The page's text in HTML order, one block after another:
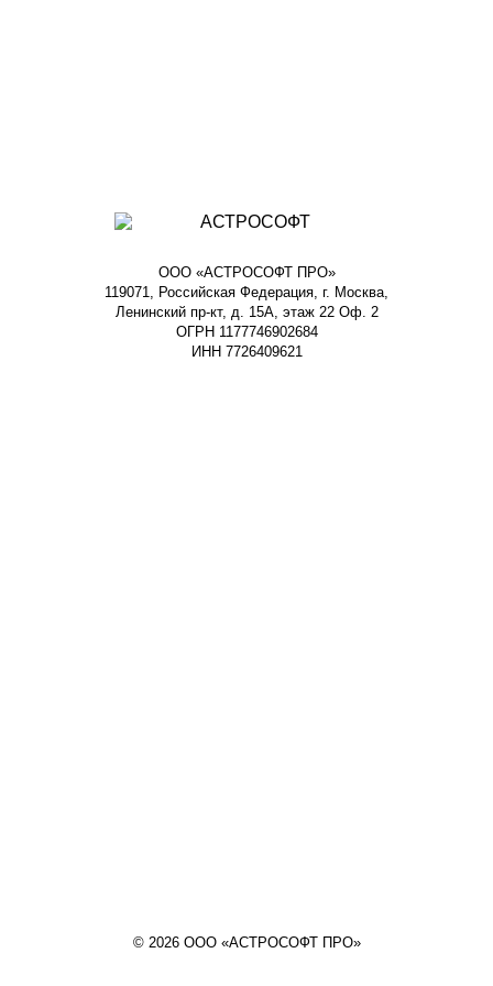
ООО «АСТРОСОФТ ПРО»
119071, Российская Федерация, г. Москва,
Ленинский пр-кт, д. 15А, этаж 22 Оф. 2
ОГРН 1177746902684
ИНН 7726409621
© 2026 ООО «АСТРОСОФТ ПРО»